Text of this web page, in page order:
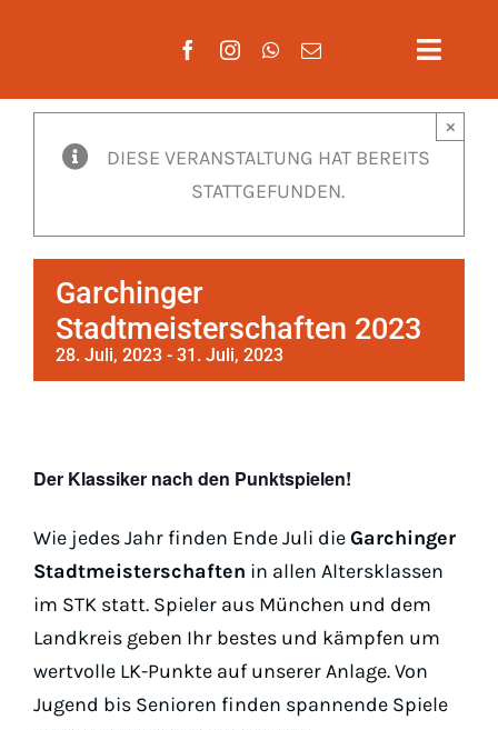
Toggle
Aktuelles
Platz
DIESE VERANSTALTUNG HAT BEREITS
STATTGEFUNDEN.
×
Garchinger
Stadtmeisterschaften 2023
28. Juli, 2023 - 31. Juli, 2023
Der Klassiker nach den Punktspielen!
Wie jedes Jahr finden Ende Juli dieGarchinger
Stadtmeisterschaften in allen Altersklassen
im STK statt. Spieler aus München und dem
Landkreis geben Ihr bestes und kämpfen um
wertvolle LK-Punkte auf unserer Anlage. Von
Jugend bis Senioren finden spannende Spiele